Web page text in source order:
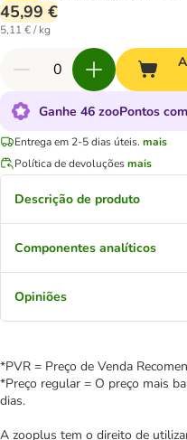
45,99 €
5,11 € / kg
Ganhe 46 zooPontos
Entrega em 2-5 dias úteis. mais
Política de devoluçõesmais
Descrição de produto
Componentes analíticos
Opiniões
*PVR = Preço de Venda
*Preço regular = O preço mais
dias.
A zooplus tem o direito de